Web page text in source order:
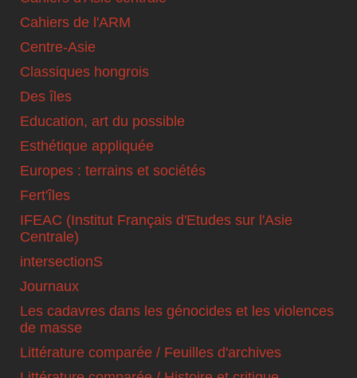
Cahiers de l'ARM
Centre-Asie
Classiques hongrois
Des îles
Education, art du possible
Esthétique appliquée
Europes : terrains et sociétés
Fert'îles
IFEAC (Institut Français d'Etudes sur l'Asie
Centrale)
intersectionS
Journaux
Les cadavres dans les génocides et les violences
de masse
Littérature comparée / Feuilles d'archives